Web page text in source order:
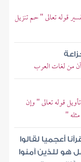
قوله تعالى " حم تنزيل
من لغات العرب
قوله تعالى " وإن
"
أعجميا لقالوا
هو للذين آمنوا